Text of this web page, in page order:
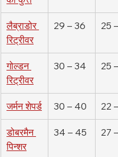
लैब्राडोर
रिट्रीवर
29 – 36 25
गोल्डन
रिट्रीवर
30 – 34 25
जर्मन शेपर्ड 30 – 40 22
डोबरमैन
पिन्शर
34 – 45 27